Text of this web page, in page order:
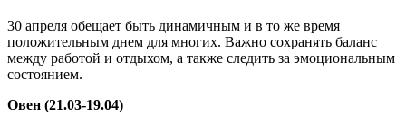
30 апреля обещает быть динамичным и в то же время
положительным днем для многих. Важно сохранять баланс
между работой и отдыхом, а также следить за эмоциональным
состоянием.
Овен (21.03-19.04)